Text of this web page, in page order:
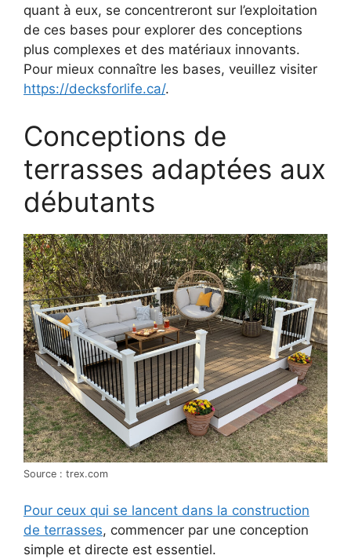
quant à eux, se concentreront sur l’exploitation
de ces bases pour explorer des conceptions
plus complexes et des matériaux innovants.
Pour mieux connaître les bases, veuillez visiter
https://decksforlife.ca/.
Conceptions de
terrasses adaptées aux
débutants
Source : trex.com
Pour ceux qui se lancent dans la construction
de terrasses, commencer par une conception
simple et directe est essentiel.